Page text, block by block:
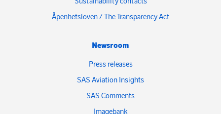
Åpenhetsloven / The Transparency Act
Newsroom
Press releases
SAS Aviation Insights
SAS Comments
Imagebank